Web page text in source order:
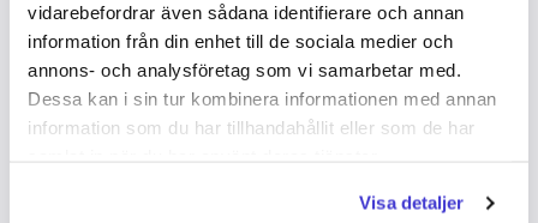
vidarebefordrar även sådana identifierare och annan
information från din enhet till de sociala medier och
annons- och analysföretag som vi samarbetar med.
Dessa kan i sin tur kombinera informationen med annan
information som du har tillhandahållit eller som de har
Visa detaljer